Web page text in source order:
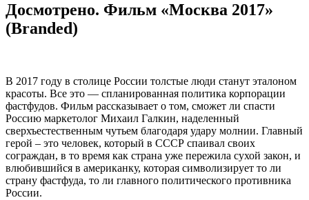
Досмотрено. Фильм «Москва 2017»
(Branded)
В 2017 году в столице России толстые люди станут эталоном
красоты. Все это — спланированная политика корпорации
фастфудов. Фильм рассказывает о том, сможет ли спасти
Россию маркетолог Михаил Галкин, наделенный
сверхъестественным чутьем благодаря удару молнии. Главный
герой – это человек, который в СССР спаивал своих
сограждан, в то время как страна уже пережила сухой закон, и
влюбившийся в американку, которая символизирует то ли
страну фастфуда, то ли главного политического противника
России.